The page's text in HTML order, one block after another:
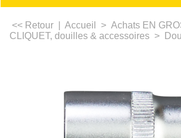
<< Retour Accueil > Achats EN
CLIQUET, douilles & accessoires >